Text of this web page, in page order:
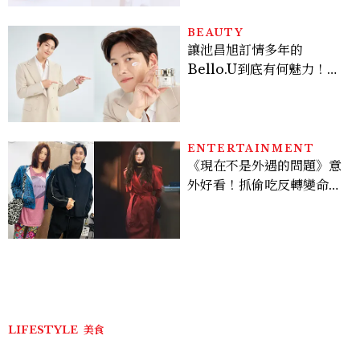
BEAUTY
讓池昌旭訂情多年的
Bello.U到底有何魅力！揭
倦感，超神！
ENTERTAINMENT
《現在不是外遇的問題》意
外好看！抓偷吃反轉變命
LIFESTYLE 美食